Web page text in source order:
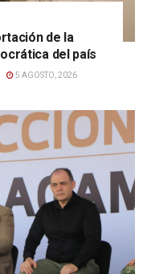
de la
del país
5 AGOSTO, 2026